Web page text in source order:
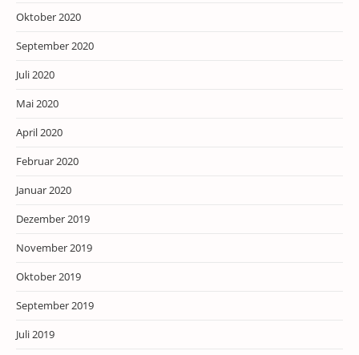
Oktober 2020
September 2020
Juli 2020
Mai 2020
April 2020
Februar 2020
Januar 2020
Dezember 2019
November 2019
Oktober 2019
September 2019
Juli 2019